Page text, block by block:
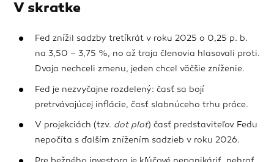
V skratke
Fed znížil sadzby tretíkrát v roku 2025 o 0,25 p. b.
na 3,50 – 3,75 %, no až traja členovia hlasovali proti.
Dvaja nechceli zmenu, jeden chcel väčšie zníženie.
Fed je nezvyčajne rozdelený: časť sa bojí
pretrvávajúcej inflácie, časť slabnúceho trhu práce.
V projekciách (tzv. dot plot) časť predstaviteľov Fedu
nepočíta s ďalším znížením sadzieb v roku 2026.